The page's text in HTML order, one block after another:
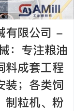
有限公司 -
：专注粮油
料成套工程
装；各类饲
制粒机、粉